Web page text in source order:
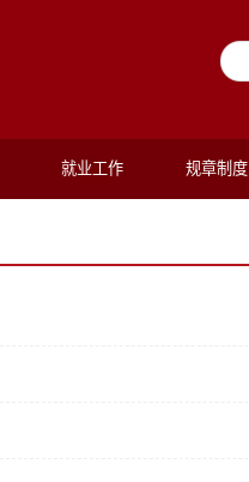
就业工作 规章制度